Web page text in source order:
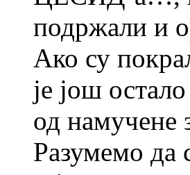
подржали и
Ако су
је још остало
од намучене
Разумемо да